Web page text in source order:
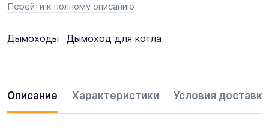
Перейти к полному описанию
Дымоходы Дымоход для котла
Описание Характеристики Условия доставки